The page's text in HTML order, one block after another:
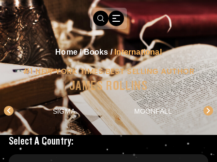
Home/Books/International
#1 NEW YORK TIMES BEST SELLING AUTHOR
JAMES ROLLINS
SIGMA MOONFALL
Books Available In
Select A Country: